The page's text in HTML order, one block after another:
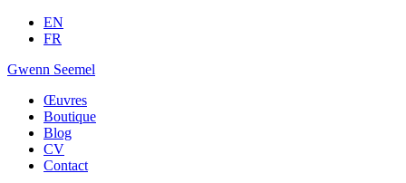
EN
FR
Gwenn Seemel
Œuvres
Boutique
Blog
CV
Contact